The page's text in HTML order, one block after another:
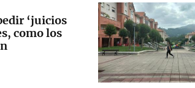
‘juicios
como los